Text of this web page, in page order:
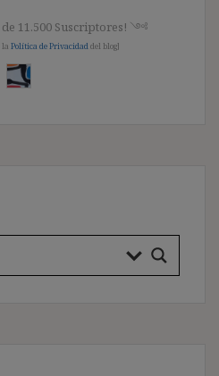
11.500 Suscriptores! ༺
la Política de Privacidad del blog]